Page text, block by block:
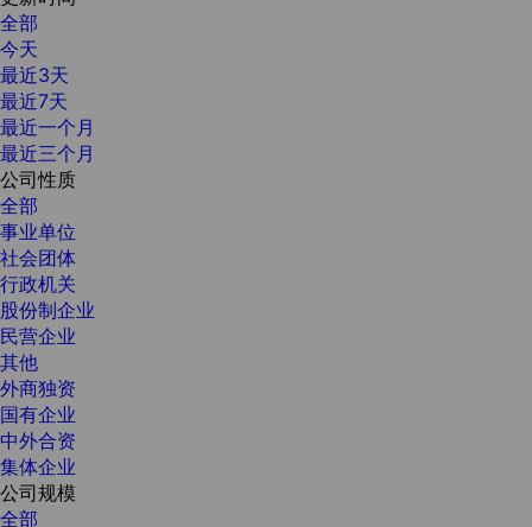
全部
今天
最近3天
最近7天
最近一个月
最近三个月
公司性质
全部
事业单位
社会团体
行政机关
股份制企业
民营企业
其他
外商独资
国有企业
中外合资
集体企业
公司规模
全部